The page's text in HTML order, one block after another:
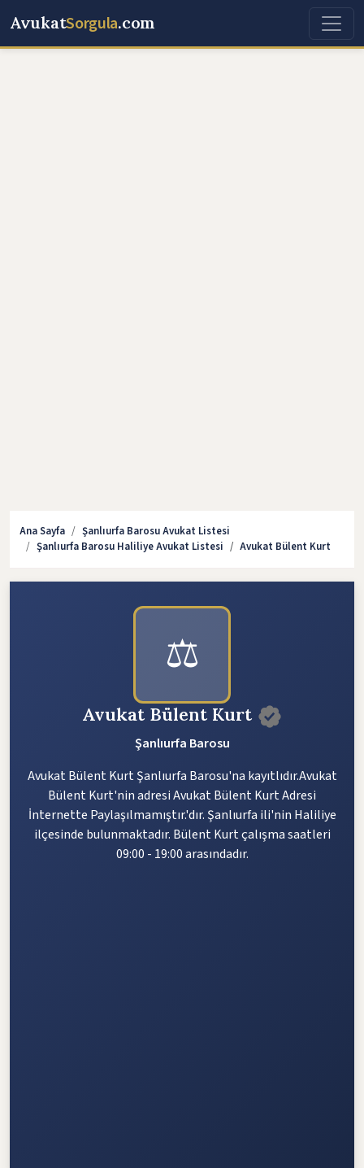
AvukatSorgula.com
Ana Sayfa
Şanlıurfa Barosu Avukat Listesi
Şanlıurfa Barosu Haliliye Avukat Listesi
Avukat Bülent Kurt
⚖️
Avukat Bülent Kurt
Şanlıurfa Barosu
Avukat Bülent Kurt Şanlıurfa Barosu'na kayıtlıdır.Avukat
Bülent Kurt'nin adresi Avukat Bülent Kurt Adresi
İnternette Paylaşılmamıştır.'dır. Şanlıurfa ili'nin Haliliye
ilçesinde bulunmaktadır. Bülent Kurt çalışma saatleri
09:00 - 19:00 arasındadır.